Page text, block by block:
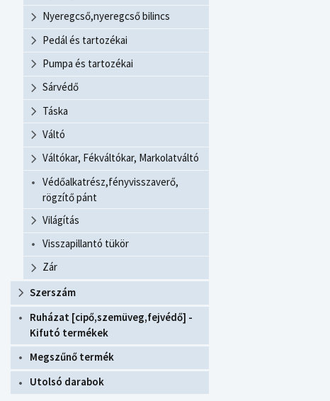
Nyeregcső,nyeregcső bilincs
Pedál és tartozékai
Pumpa és tartozékai
Sárvédő
Táska
Váltó
Váltókar, Fékváltókar, Markolatváltó
Védőalkatrész,fényvisszaverő,
rögzítő pánt
Világítás
Visszapillantó tükör
Zár
Szerszám
Ruházat [cipő,szemüveg,fejvédő] -
Kifutó termékek
Megszűnő termék
Utolsó darabok